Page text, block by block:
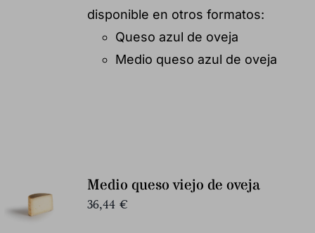
disponible en otros formatos:
Queso azul de oveja
Medio queso azul de oveja
Medio queso viejo de oveja
36,44 €